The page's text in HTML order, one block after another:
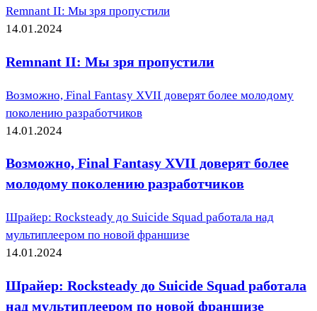
Remnant II: Мы зря пропустили
14.01.2024
Remnant II: Мы зря пропустили
Возможно, Final Fantasy XVII доверят более молодому
поколению разработчиков
14.01.2024
Возможно, Final Fantasy XVII доверят более
молодому поколению разработчиков
Шрайер: Rocksteady до Suicide Squad работала над
мультиплеером по новой франшизе
14.01.2024
Шрайер: Rocksteady до Suicide Squad работала
над мультиплеером по новой франшизе